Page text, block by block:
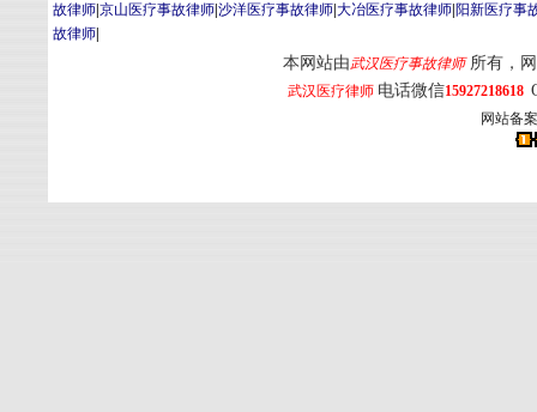
故律师 |京山医疗事故律师 |沙洋医疗事故律师 |大冶医疗事故律师 阳新医疗事
故律师
本网站由武汉医疗事故律师 所有，
武汉医疗律师 电话微信15927218618
网站备